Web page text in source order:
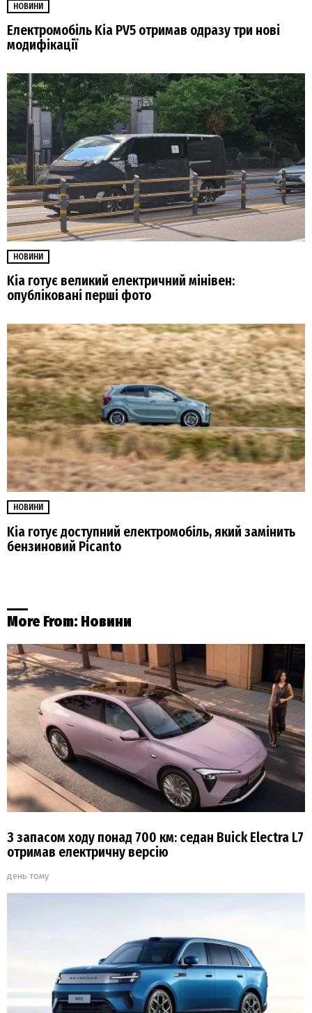
НОВИНИ
Електромобіль Kia PV5 отримав одразу три нові
модифікації
НОВИНИ
Kia готує великий електричний мінівен:
опубліковані перші фото
НОВИНИ
Kia готує доступний електромобіль, який замінить
бензиновий Picanto
More From: Новини
З запасом ходу понад 700 км: седан Buick Electra L7
отримав електричну версію
день тому